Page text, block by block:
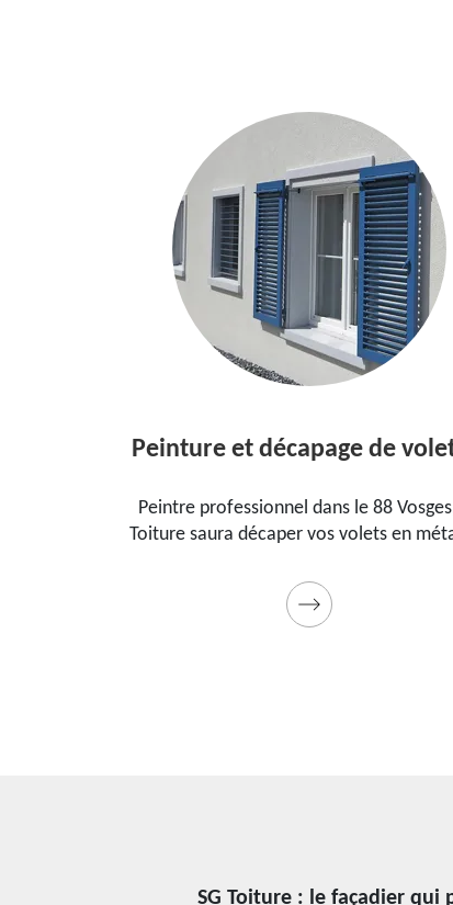
Peinture et décapage de
Peintre professionnel dans le 88
Toiture saura décaper vos volets en
Utilise des produits et des peintures de
Devis détaillé offert
SG Toiture : le façadier qui